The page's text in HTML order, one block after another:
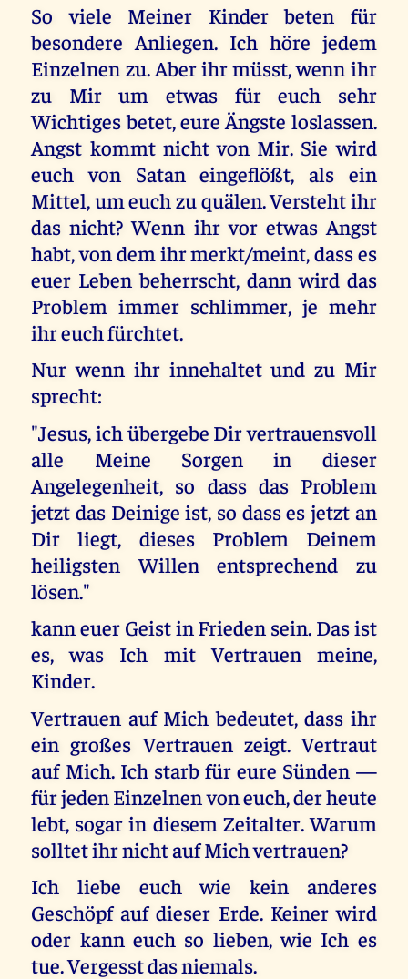
So viele Meiner Kinder beten für
besondere Anliegen. Ich höre jedem
Einzelnen zu. Aber ihr müsst, wenn ihr
zu Mir um etwas für euch sehr
Wichtiges betet, eure Ängste loslassen.
Angst kommt nicht von Mir. Sie wird
euch von Satan eingeflößt, als ein
Mittel, um euch zu quälen. Versteht ihr
das nicht? Wenn ihr vor etwas Angst
habt, von dem ihr merkt/meint, dass es
euer Leben beherrscht, dann wird das
Problem immer schlimmer, je mehr
ihr euch fürchtet.
Nur wenn ihr innehaltet und zu Mir
sprecht:
"Jesus, ich übergebe Dir vertrauensvoll
alle Meine Sorgen in dieser
Angelegenheit, so dass das Problem
jetzt das Deinige ist, so dass es jetzt an
Dir liegt, dieses Problem Deinem
heiligsten Willen entsprechend zu
lösen."
kann euer Geist in Frieden sein. Das ist
es, was Ich mit Vertrauen meine,
Kinder.
Vertrauen auf Mich bedeutet, dass ihr
ein großes Vertrauen zeigt. Vertraut
auf Mich. Ich starb für eure Sünden —
für jeden Einzelnen von euch, der heute
lebt, sogar in diesem Zeitalter. Warum
solltet ihr nicht auf Mich vertrauen?
Ich liebe euch wie kein anderes
Geschöpf auf dieser Erde. Keiner wird
oder kann euch so lieben, wie Ich es
tue. Vergesst das niemals.